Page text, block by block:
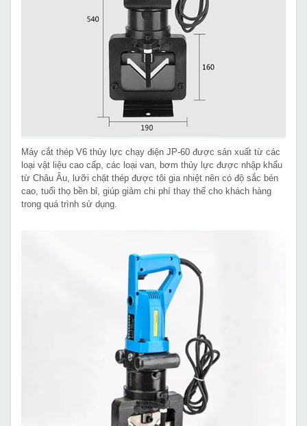
Máy cắt thép V6 thủy lực chạy điện JP-60 được sản xuất từ các
loại vật liệu cao cấp, các loại van, bơm thủy lực được nhập khẩu
từ Châu Âu, lưỡi chặt thép được tôi gia nhiệt nên có độ sắc bén
cao, tuổi thọ bền bỉ, giúp giảm chi phí thay thế cho khách hàng
trong quá trình sử dụng.